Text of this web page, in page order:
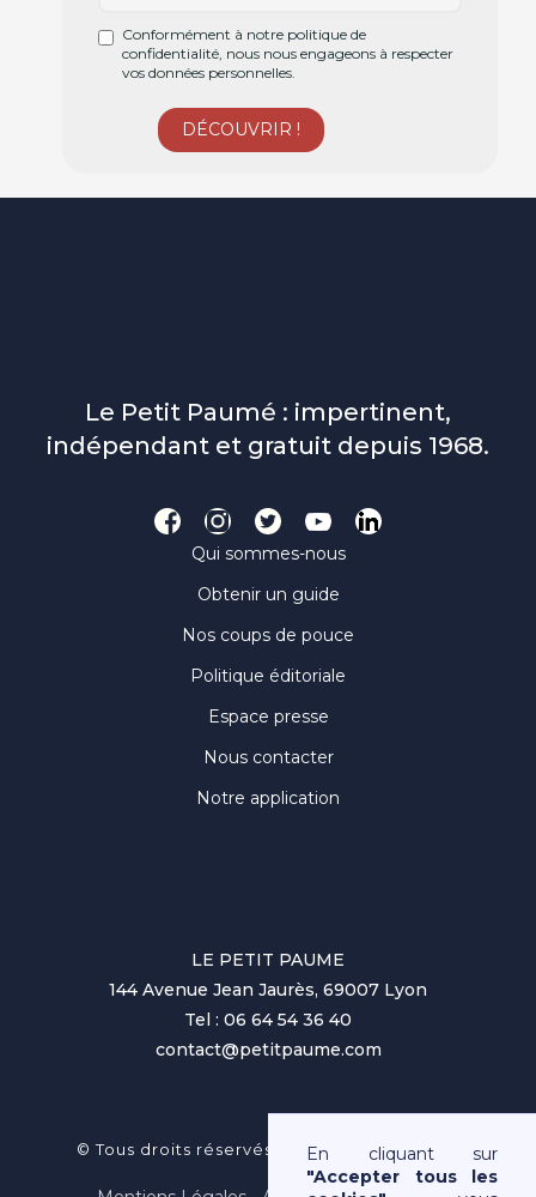
Conformément à notre politique de
confidentialité, nous nous engageons à respecter
vos données personnelles.
Le Petit Paumé : impertinent,
indépendant et gratuit depuis 1968.
Qui sommes-nous
Obtenir un guide
Nos coups de pouce
Politique éditoriale
Espace presse
Nous contacter
Notre application
LE PETIT PAUME
144 Avenue Jean Jaurès, 69007 Lyon
Tel : 06 64 54 36 40
contact@petitpaume.com
© Tous droits réservés au Petit Paumé 2025
En cliquant sur
"Accepter tous les